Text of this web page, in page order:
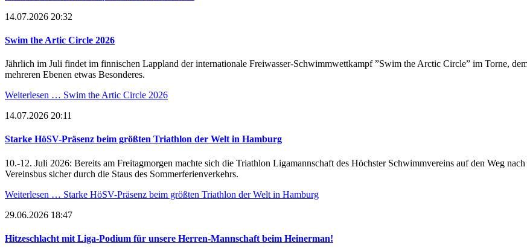
14.07.2026 20:32
Swim the Artic Circle 2026
Jährlich im Juli findet im finnischen Lappland der internationale Freiwasser-Schwimmwettkampf ”Swim the Arctic Circle” im Torne,
mehreren Ebenen etwas Besonderes.
Weiterlesen … Swim the Artic Circle 2026
14.07.2026 20:11
Starke HöSV-Präsenz beim größten Triathlon der Welt in Hamburg
10.-12. Juli 2026: Bereits am Freitagmorgen machte sich die Triathlon Ligamannschaft des Höchster Schwimmvereins auf den Weg
Vereinsbus sicher durch die Staus des Sommerferienverkehrs.
Weiterlesen … Starke HöSV-Präsenz beim größten Triathlon der Welt in Hamburg
29.06.2026 18:47
Hitzeschlacht mit Liga-Podium für unsere Herren-Mannschaft beim Heinerman!